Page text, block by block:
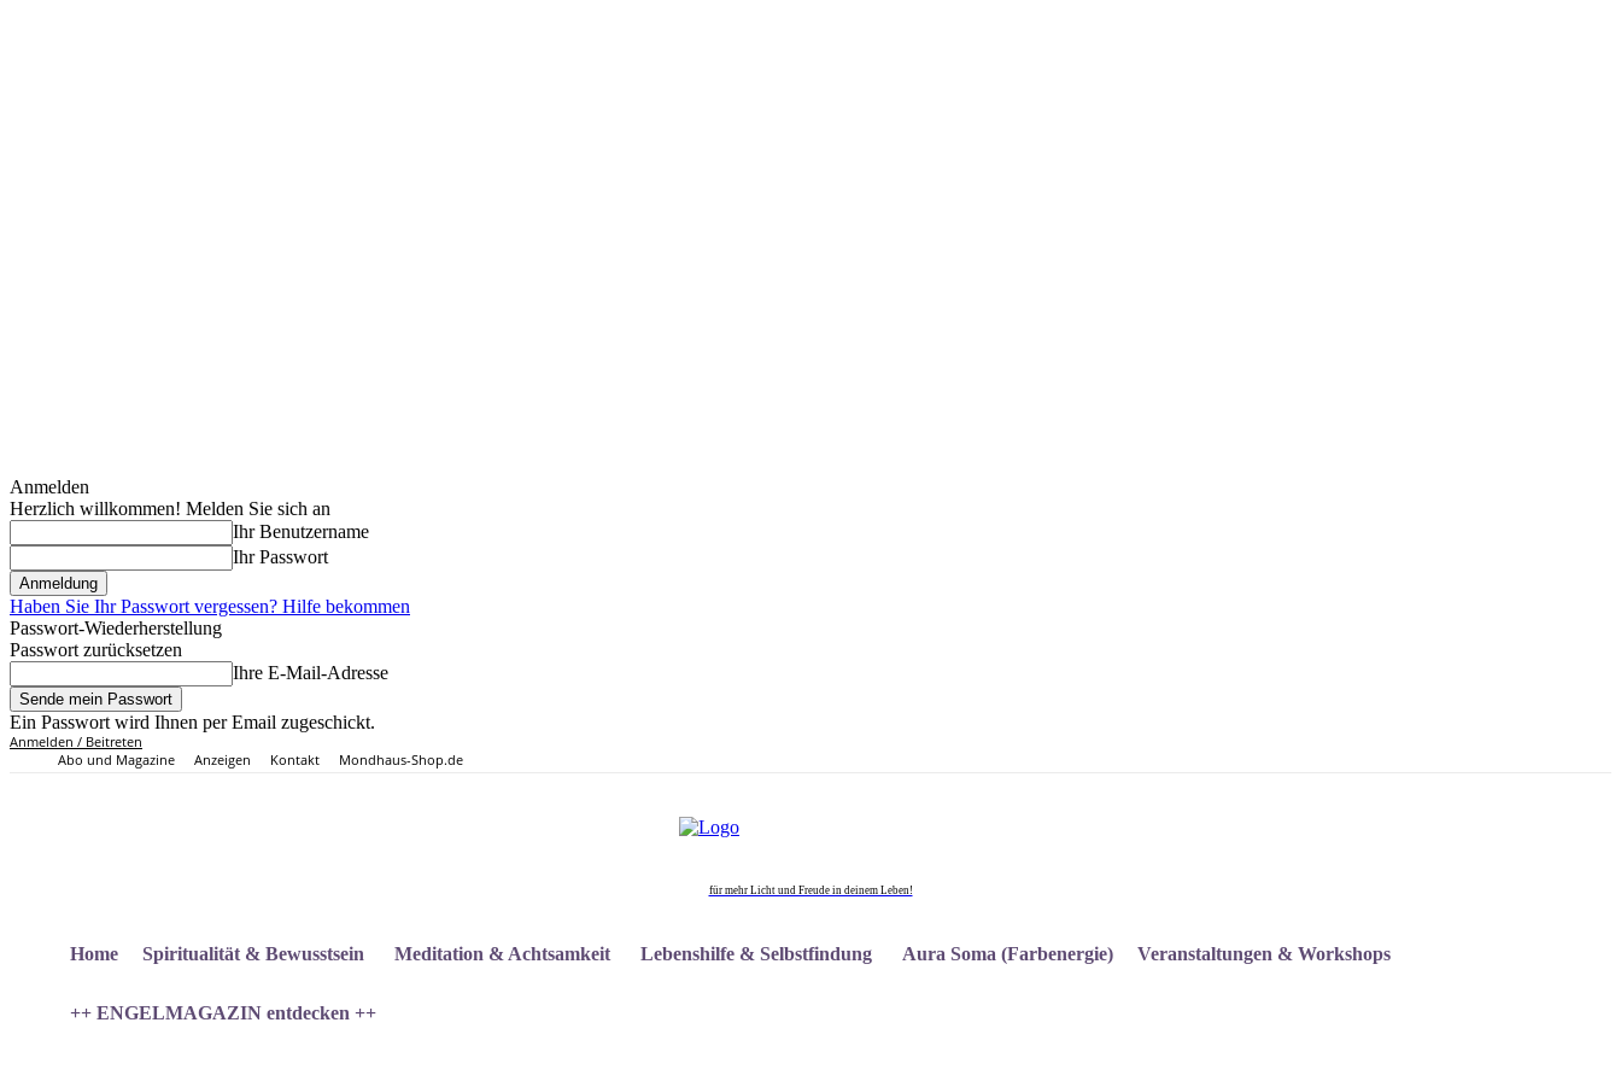
Anmelden
Herzlich willkommen! Melden Sie sich an
Ihr Benutzername
Ihr Passwort
Haben Sie Ihr Passwort vergessen? Hilfe bekommen
Passwort-Wiederherstellung
Passwort zurücksetzen
Ihre E-Mail-Adresse
Ein Passwort wird Ihnen per Email zugeschickt.
Anmelden / Beitreten
Abo und Magazine
Anzeigen Kontakt Mondhaus-Shop.de
für mehr Licht und Freude in deinem Leben!
Home Spiritualität & Bewusstsein Meditation & Achtsamkeit Lebenshilfe & Selbstfindung Aura Soma (Farbenergie) Veranstaltungen & Workshops
++ ENGELMAGAZIN entdecken ++